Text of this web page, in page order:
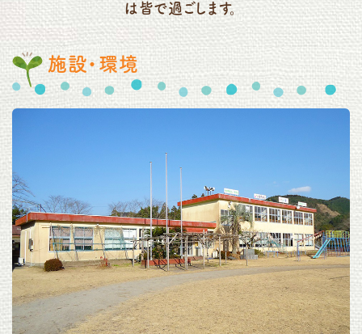
は皆で過ごします。
施設・環境